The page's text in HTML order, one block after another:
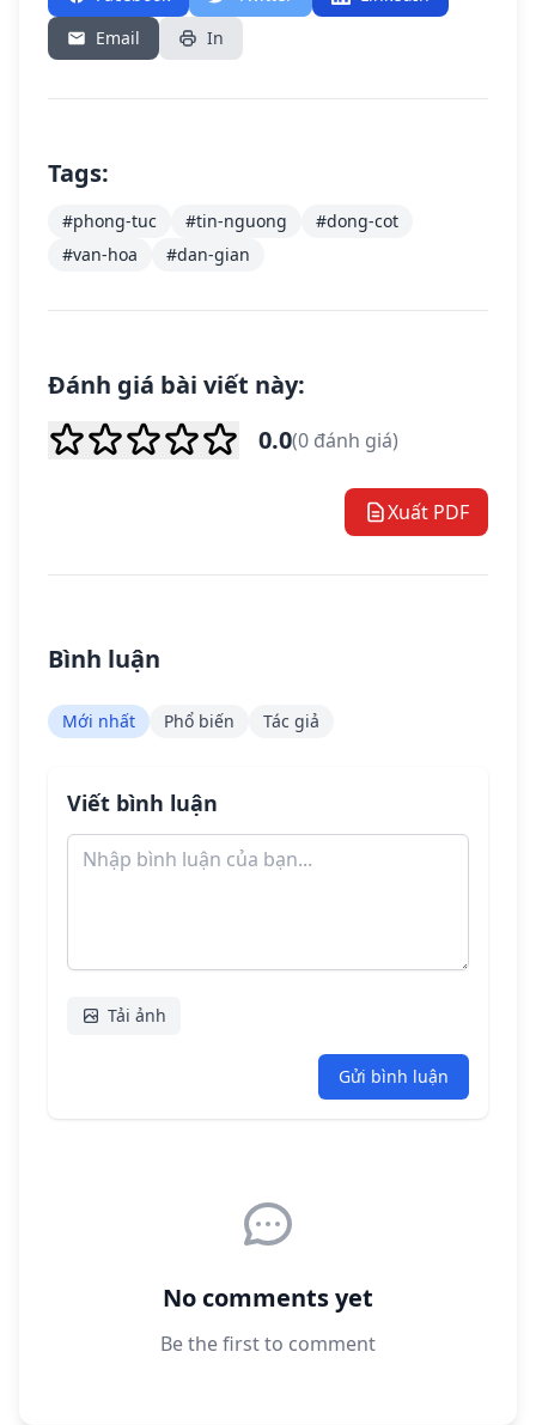
Email
In
Tags:
#phong-tuc #tin-nguong
#dong-cot
#van-hoa
#dan-gian
Đánh giá bài viết này:
0.0(0 đánh giá)
Xuất PDF
Bình luận
Mới nhất Phổ biến Tác giả
Viết bình luận
Tải ảnh
Gửi bình luận
No comments yet
Be the first to comment